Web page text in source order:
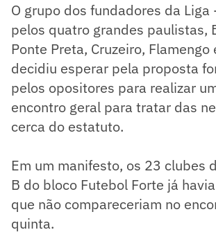
O grupo dos fundadores da Liga
pelos quatro grandes paulistas,
Ponte Preta, Cruzeiro, Flamengo
decidiu esperar pela proposta
pelos opositores para realizar
encontro geral para tratar das
cerca do estatuto.
Em um manifesto, os 23 clubes
B do bloco Futebol Forte já
que não compareceriam no
quinta.